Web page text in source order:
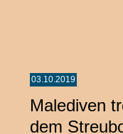
03.10.2019
Malediven
dem